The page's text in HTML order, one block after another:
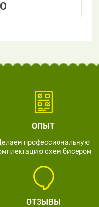
ОПЫТ
профессиональную
схем бисером
ОТЗЫВЫ